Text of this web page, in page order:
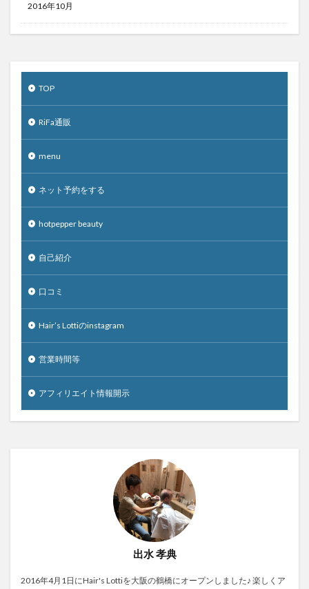
2016年10月
TOP
RiFa通販
menu
ネット予約をする
hotpepper beauty
自己紹介
口コミ
Hair’s Lottiのinstagram
営業時間等
アフィリエイト情報開示
出水 孝典
2016年4月1日にHair's Lottiを大阪の鶴橋にオープンしました♪ 楽しくア